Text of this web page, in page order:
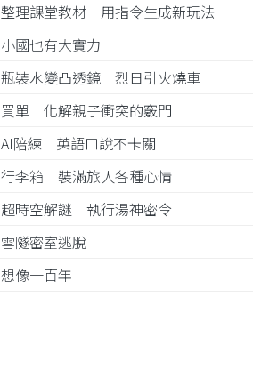
整理課堂教材 用指令生成新玩法
小國也有大實力
瓶裝水變凸透鏡 烈日引火燒車
買單 化解親子衝突的竅門
AI陪練 英語口說不卡關
行李箱 裝滿旅人各種心情
超時空解謎 執行湯神密令
雪隧密室逃脫
想像一百年